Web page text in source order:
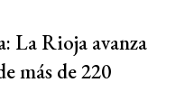
La Rioja avanza
más de 220